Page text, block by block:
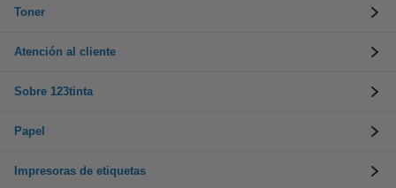
Toner
Atención al cliente
Sobre 123tinta
Papel
Impresoras de etiquetas